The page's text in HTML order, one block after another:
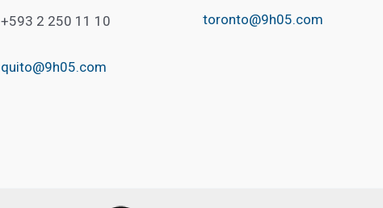
+593 2 250 11 10
quito@9h05.com
toronto@9h05.com